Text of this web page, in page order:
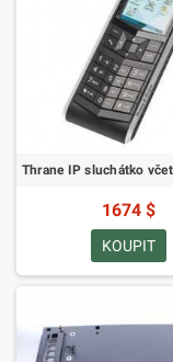
1674 $
KOUPIT